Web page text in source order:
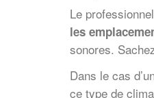
Le
les
sonores.
Dans le cas
ce type de